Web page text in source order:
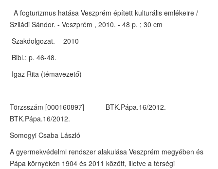
A fogturizmus hatása Veszprém épített kulturális emlékeire /
Sziládi Sándor. - Veszprém , 2010. - 48 p. ; 30 cm
Szakdolgozat. - 2010
Bibl.: p. 46-48.
Igaz Rita (témavezető)
Törzsszám [000160897] BTK.Pápa.16/2012.
BTK.Pápa.16/2012.
Somogyi Csaba László
A gyermekvédelmi rendszer alakulása Veszprém megyében és
Pápa környékén 1904 és 2011 között, illetve a térségi